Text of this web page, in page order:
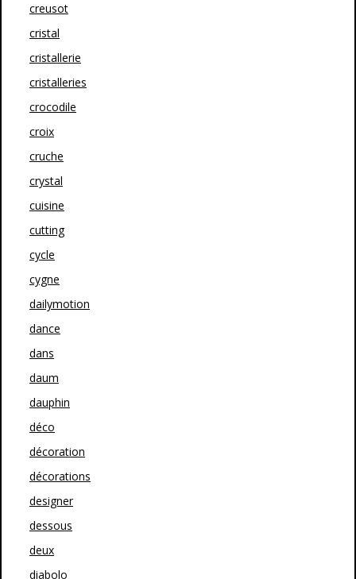
creusot
cristal
cristallerie
cristalleries
crocodile
croix
cruche
crystal
cuisine
cutting
cycle
cygne
dailymotion
dance
dans
daum
dauphin
déco
décoration
décorations
designer
dessous
deux
diabolo